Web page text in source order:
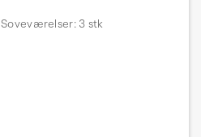
Soveværelser: 3 stk